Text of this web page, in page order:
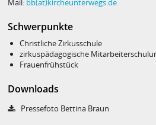
Schwerpunkte
Christliche Zirkusschule
zirkuspädagogische
Frauenfrühstück
Downloads
Pressefoto Bettina Braun